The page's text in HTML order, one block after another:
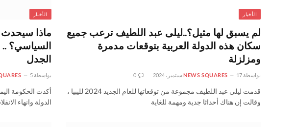
الأخبار
لم يسبق لها مثيل؟..ليلى عبد اللطيف ترعب جميع
سكان هذه الدولة العربية بتوقعات مدمرة
ومزلزلة
بواسطة NEWS SQUARES 17 سبتمبر، 2024 0
قدمت ليلى عبد اللطيف مجموعة من توقعاتها للعام الجديد 2024 لليبيا ،
وقالت إن هناك أحداثا جدية ومهمة للغاية
الأخبار
ماذا سيحدث
السياسي؟ ..
الجدل
بواسطة 5 سبتمبر، 2024
أكدت الحكومة
الدولة وانهاء